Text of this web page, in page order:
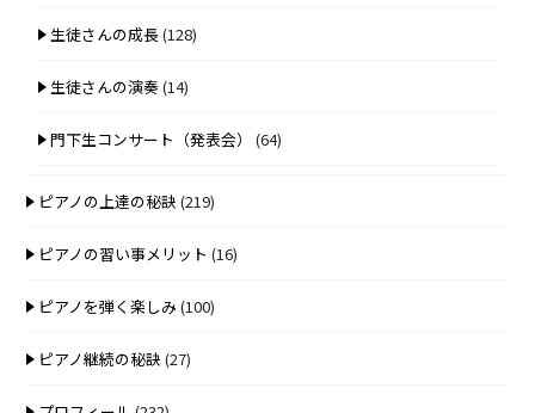
生徒さんの成長(128)
生徒さんの演奏(14)
門下生コンサート（発表会） (64)
ピアノの上達の秘訣 (219)
ピアノの習い事メリット (16)
ピアノを弾く楽しみ(100)
ピアノ継続の秘訣 (27)